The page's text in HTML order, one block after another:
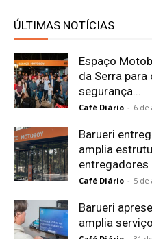
ÚLTIMAS NOTÍCIAS
Espaço
da Serra
segurança...
Café Diário - 6 de
Barueri
amplia
entregadores
Café Diário - 5 de
Barueri
amplia